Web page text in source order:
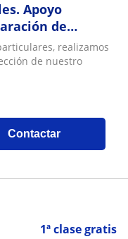
Apoyo
de
otros
para tu
realizamos
de nuestro
Contactar
1ª clase gratis